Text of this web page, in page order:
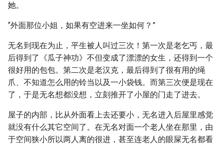
她。
“外面那位小姐，如果有空进来一坐如何？”
无名到现在为止，平生被人叫过三次！第一次是老乞丐，最
后得到了《瓜子神功》不但变成了漂漂的女生，还得到一个
很好用的包包。第二次是老汉克，最后得到了很有用的绳
爪、不知道怎么用的铃当以及一小袋钱。而第三次便是现在
了，于是无名想都没想，立刻推开了小屋的门走了进去。
屋子的内部，比从外面看上去还要小，无名进入后屋里感觉
就没有什么其它空间了。在无名对面一个老人坐在那里，由
于空间狭小所以两人离的很进，甚至连老人的眼屎无名都看